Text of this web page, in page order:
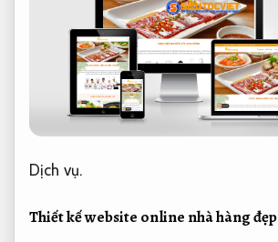
Dịch vụ.
Thiết kế website online nhà hàng đẹp